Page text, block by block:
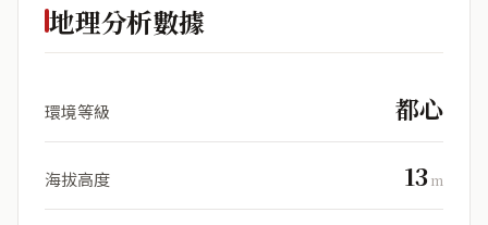
地理分析數據
環境等級 都心
海拔高度 13m